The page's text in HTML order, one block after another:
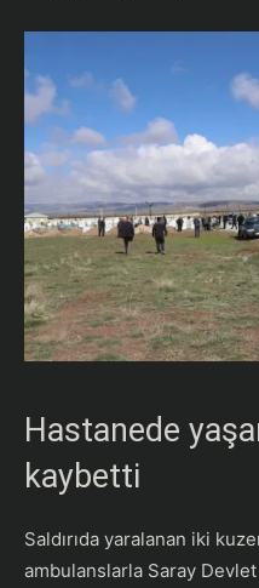
Hastanede
kaybetti
Saldırıda yaralanan iki
ambulanslarla Saray Devlet